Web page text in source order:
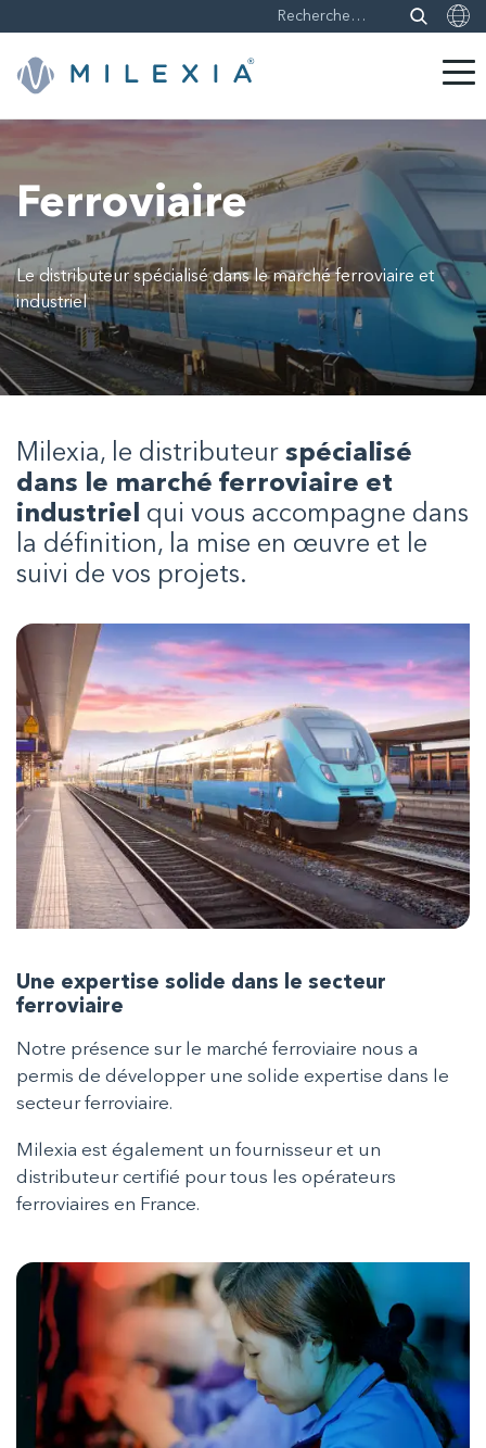
le
contenu
Ferroviaire
Le distributeur spécialisé dans le marché ferroviaire et
industriel
Milexia, le distributeur spécialisé
dans le marché ferroviaire et
industriel qui vous accompagne dans
la définition, la mise en œuvre et le
suivi de vos projets.
Une expertise solide dans le secteur
ferroviaire
Notre présence sur le marché ferroviaire nous a
permis de développer une solide expertise dans le
secteur ferroviaire.
Milexia est également un fournisseur et un
distributeur certifié pour tous les opérateurs
ferroviaires en France.